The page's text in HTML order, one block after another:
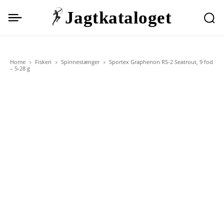
Jagtkataloget
Home Fiskeri Spinnestænger
Sportex Graphenon RS-2 Seatrout, 9 fod
– 5-28 g